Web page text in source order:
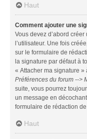
Haut
Comment ajouter une
Vous devez d’abord
l’utilisateur. Une fois
sur le formulaire de
la signature par défaut à
« Attacher ma signature »
Préférences du forum -->
suite, vous pourrez
un message en
formulaire de rédaction
Haut